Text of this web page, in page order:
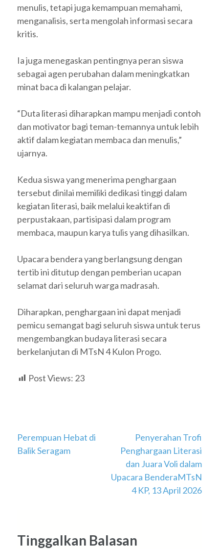
menulis, tetapi juga kemampuan memahami,
menganalisis, serta mengolah informasi secara
kritis.
Ia juga menegaskan pentingnya peran siswa
sebagai agen perubahan dalam meningkatkan
minat baca di kalangan pelajar.
“Duta literasi diharapkan mampu menjadi contoh
dan motivator bagi teman-temannya untuk lebih
aktif dalam kegiatan membaca dan menulis,”
ujarnya.
Kedua siswa yang menerima penghargaan
tersebut dinilai memiliki dedikasi tinggi dalam
kegiatan literasi, baik melalui keaktifan di
perpustakaan, partisipasi dalam program
membaca, maupun karya tulis yang dihasilkan.
Upacara bendera yang berlangsung dengan
tertib ini ditutup dengan pemberian ucapan
selamat dari seluruh warga madrasah.
Diharapkan, penghargaan ini dapat menjadi
pemicu semangat bagi seluruh siswa untuk terus
mengembangkan budaya literasi secara
berkelanjutan di MTsN 4 Kulon Progo.
Post Views: 23
Navigasi
pos
Perempuan Hebat di
Balik Seragam
Penyerahan Trofi
Penghargaan Literasi
dan Juara Voli dalam
Upacara BenderaMTsN
4 KP, 13 April 2026
Tinggalkan Balasan